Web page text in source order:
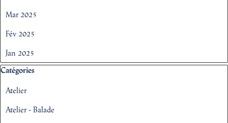
Mar 2025
Fév 2025
Jan 2025
Sauter le bloc Catégories
Catégories
Atelier
Atelier - Balade